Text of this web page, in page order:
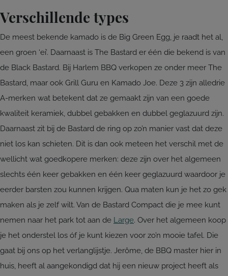
Verschillende types
De meest bekende kamado is de Big Green Egg, je raadt het al,
een groen ‘ei’. Daarnaast is The Bastard er één die bekend is van
de Black Bastard. Bij Harlem BBQ verkopen ze onder meer The
Bastard, maar ook Grill Guru en Kamado Joe. Deze 3 zijn alledrie
A-merken wat betekent dat ze gemaakt zijn van een goede
kwaliteit keramiek, dubbel gebakken en dubbel geglazuurd zijn.
Daarnaast zit bij de Bastard de ring op zo’n manier vast dat deze
niet los kan schieten. Dit is dan ook meteen het verschil met de
wellicht wat goedkopere merken: deze zijn over het algemeen
slechts één keer gebakken en één keer geglazuurd waardoor je
eerder barsten zou kunnen krijgen. Qua maten kun je het zo gek
maken als je zelf wilt. Van de Bastard Compact die je mee kunt
nemen naar het park tot aan de Large. Over het algemeen koop
je het onderstel los óf je kunt kiezen voor zo’n mooie tafel. Die
gaat bij ons op het verlanglijstje. Jerôme, de BBQ master hier in
huis, heeft al aangekondigd dat hij een nieuw project heeft als